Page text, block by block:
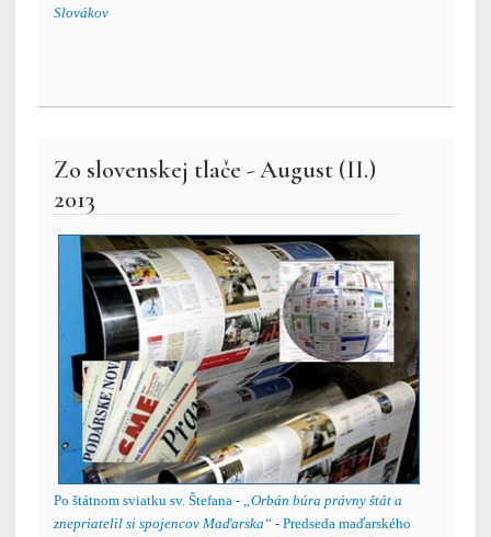
Slovákov
Zo slovenskej tlače - August (II.)
2013
Po štátnom sviatku sv. Štefana - „Orbán búra právny štát a
znepriatelil si spojencov Maďarska“ - Predseda maďarského